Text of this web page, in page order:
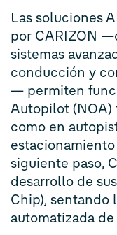
Las soluciones
por CARIZON
sistemas
conducción y
— permiten
Autopilot (NOA)
como en
siguiente paso,
desarrollo de
Chip), sentando
automatizada